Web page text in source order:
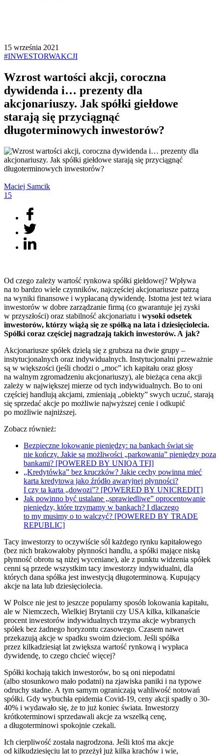
15 września 2021
#INWESTORWAKCJI
Wzrost wartości akcji, coroczna
dywidenda i… prezenty dla
akcjonariuszy. Jak spółki giełdowe
starają się przyciągnąć
długoterminowych inwestorów?
Maciej Samcik
15
Od czego zależy wartość rynkowa spółki giełdowej? Wpływa
na to bardzo wiele czynników, najczęściej akcjonariusze patrzą
na wyniki finansowe i wypłacaną dywidendę. Istotna jest też wiara
inwestorów w dobre zarządzanie firmą (co gwarantuje jej zyski
w przyszłości) oraz stabilność akcjonariatu i wysoki odsetek
inwestorów, którzy wiążą się ze spółką na lata i dziesięciolecia.
Spółki coraz częściej nagradzają takich inwestorów. A jak?
Akcjonariusze spółek dzielą się z grubsza na dwie grupy –
instytucjonalnych oraz indywidualnych. Instytucjonalni przeważnie
są w większości (jeśli chodzi o „moc” ich kapitału oraz głosy
na walnym zgromadzeniu akcjonariuszy), ale bieżąca cena akcji
zależy w największej mierze od tych indywidualnych. Bo to oni
częściej handlują akcjami, zmieniają „obiekty” swych uczuć, starają
się sprzedać akcje po możliwie najwyższej cenie i odkupić
po możliwie najniższej.
Zobacz również:
Bezpieczne lokowanie pieniędzy: na bankach świat się
nie kończy. Jakie są możliwości „parkowania” pieniędzy poza
bankami? [POWERED BY UNIQA TFI]
„Kredytówka” bez kruczków? Jakie cechy powinna mieć
karta kredytowa jako źródło awaryjnej płynności?
I czy ta karta „dowozi”? [POWERED BY UNICREDIT]
Jak powinno być ustalane „sprawiedliwe” oprocentowanie
pieniędzy, które trzymamy w bankach? I dlaczego
to my musimy o to walczyć? [POWERED BY TRADE
REPUBLIC]
Tacy inwestorzy to oczywiście sól każdego rynku kapitałowego
(bez nich brakowałoby płynności handlu, a spółki mające niską
płynność obrotu są niżej wyceniane), ale z punktu widzenia spółek
cenni są przede wszystkim tacy inwestorzy indywidualni, dla
których dana spółka jest inwestycją długoterminową. Kupujący
akcje na lata lub dziesięciolecia.
W Polsce nie jest to jeszcze popularny sposób lokowania kapitału,
ale w Niemczech, Wielkiej Brytanii czy USA kilka, kilkanaście
procent inwestorów indywidualnych trzyma akcje wybranych
spółek bez żadnego horyzontu czasowego. Czasem nawet
przekazują akcje w spadku swoim dzieciom. Jeśli spółka
przez kilkadziesiąt lat zwiększa wartość rynkową i wypłaca
dywidendę, to czego chcieć więcej?
Spółki kochają takich inwestorów, bo są oni niepodatni
(albo stosunkowo mało podatni) na zjawiska paniki i na typowe
odruchy stadne. A tym samym ograniczają wahliwość notowań
spółki. Gdy wybuchła epidemia Covid-19, ceny akcji spadły o 30-
40% i wydawało się, że to już koniec świata. Inwestorzy
krótkoterminowi sprzedawali akcje za wszelką cenę,
a długoterminowi spokojnie czekali.
Ich cierpliwość została nagrodzona. Jeśli ktoś ma akcje
od kilkudziesięciu lat to przeżył już kilka krachów i wie,